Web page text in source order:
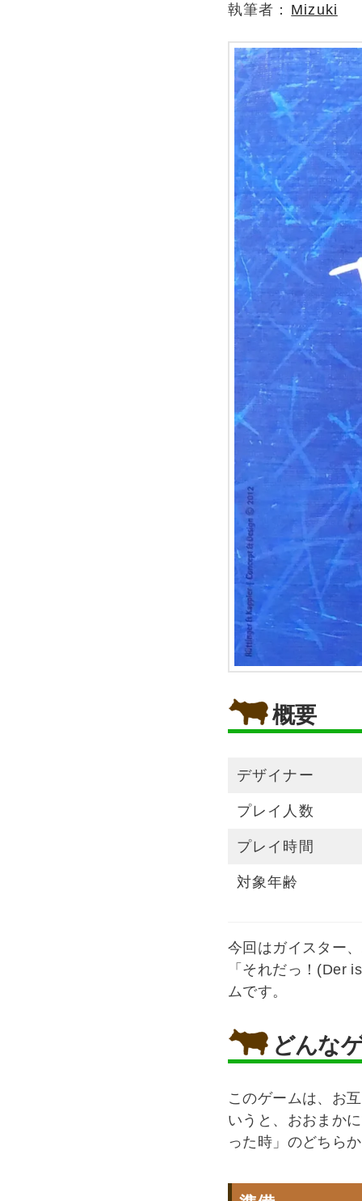
Mizuki
概要
デザイナー
プレイ人数
プレイ時間
対象年齢
今回はガイスター
「それだっ！(Der
ムです。
どんな
このゲームは、お
いうと、おおまか
った時」のどちら